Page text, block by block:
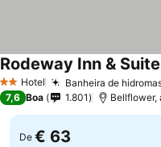
2 Estrelas
Hotel Banheira de
Rodeway Inn &
7,6 Boa 1.801 Bellflower,
De € 63